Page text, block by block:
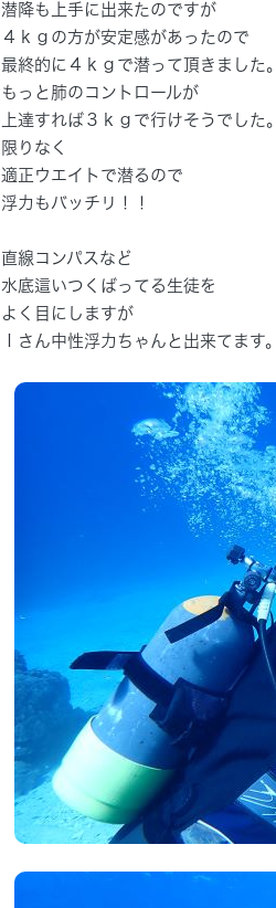
潜降も上手に出来たのですが
４ｋｇの方が安定感があったので
最終的に４ｋｇで潜って頂きました。
もっと肺のコントロールが
上達すれば３ｋｇで行けそうでした。
限りなく
適正ウエイトで潜るので
浮力もバッチリ！！
直線コンパスなど
水底這いつくばってる生徒を
よく目にしますが
Ｉさん中性浮力ちゃんと出来てます。